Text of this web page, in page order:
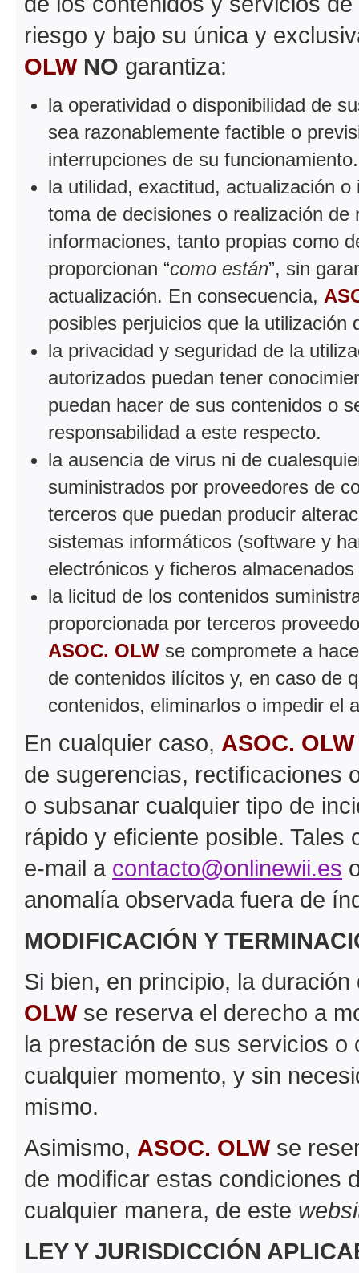
riesgo y bajo su única y
OLW NO garantiza:
la operatividad o disponibilidad de
sea razonablemente factible o
interrupciones de su funcionamiento.
la utilidad, exactitud, actualización
toma de decisiones o realización
informaciones, tanto propias como
proporcionan “como están”, sin
actualización. En consecuencia,
posibles perjuicios que la utilización
la privacidad y seguridad de la
autorizados puedan tener
puedan hacer de sus contenidos o
responsabilidad a este respecto.
la ausencia de virus ni de
suministrados por proveedores de
terceros que puedan producir
sistemas informáticos (software y
electrónicos y ficheros
la licitud de los contenidos
proporcionada por terceros
ASOC. OLW se compromete a
de contenidos ilícitos y, en caso de
contenidos, eliminarlos o impedir el
En cualquier caso, ASOC. OLW
de sugerencias, rectificaciones
o subsanar cualquier tipo de
rápido y eficiente posible.
e-mail a contacto@onlinewii.es
anomalía observada fuera de
MODIFICACIÓN Y
Si bien, en principio, la
OLWse reserva el derecho a
la prestación de sus servicios
cualquier momento, y sin
mismo.
Asimismo, ASOC. OLWse
de modificar estas condiciones
cualquier manera, de este
LEY Y JURISDICCIÓN